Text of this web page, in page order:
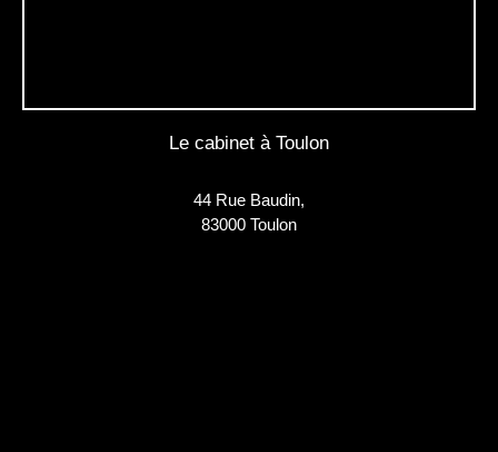
Le cabinet à Toulon
44 Rue Baudin,
83000 Toulon